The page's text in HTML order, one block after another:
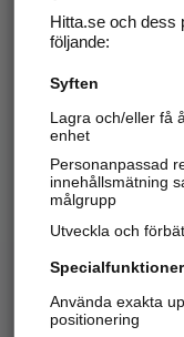
Hitta.se - Gratis
Sök företag,
Hitta
Hitta.se och dess
följande:
Syften
Lagra och/eller få
enhet
Personanpassad
innehållsmätning
målgrupp
Utveckla och
Specialfunktioner
Använda exakta
positionering